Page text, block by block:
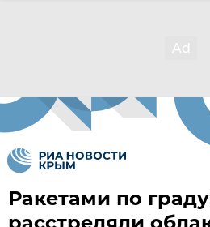
Ракетами по